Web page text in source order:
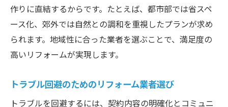
作りに直結するからです。たとえば、都市部では省スペ
ース化、郊外では自然との調和を重視したプランが求め
られます。地域性に合った業者を選ぶことで、満足度の
高いリフォームが実現します。
トラブル回避のためのリフォーム業者選び
トラブルを回避するには、契約内容の明確化とコミュニ